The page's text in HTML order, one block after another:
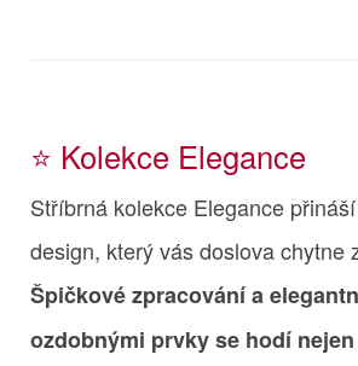
⭐️ Kolekce Elegance
Stříbrná kolekce Elegance
design, který vás doslova chytne
Špičkové zpracování a
ozdobnými prvky se hodí